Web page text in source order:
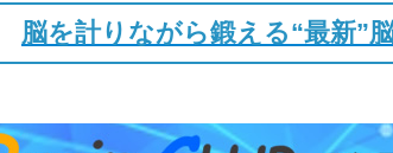
脳を計りながら鍛える“最新”